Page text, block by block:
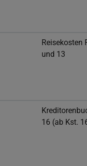
Reisekosten
und 13
16 (ab Kst.